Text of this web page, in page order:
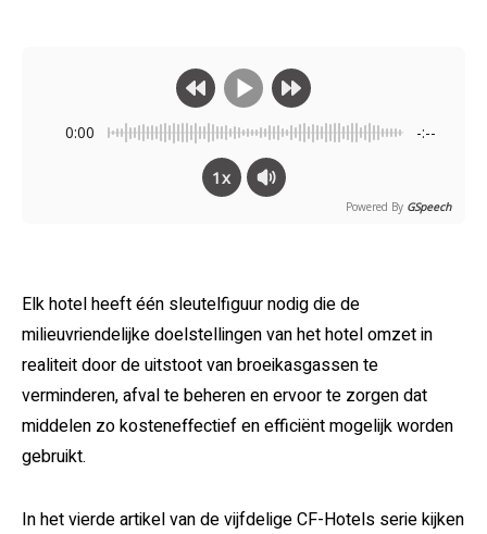
0:00 -:--
1x
Powered By GSpeech
Elk hotel heeft één sleutelfiguur nodig die de
milieuvriendelijke doelstellingen van het hotel omzet in
realiteit door de uitstoot van broeikasgassen te
verminderen, afval te beheren en ervoor te zorgen dat
middelen zo kosteneffectief en efficiënt mogelijk worden
gebruikt.
In het vierde artikel van de vijfdelige CF-Hotels serie kijken